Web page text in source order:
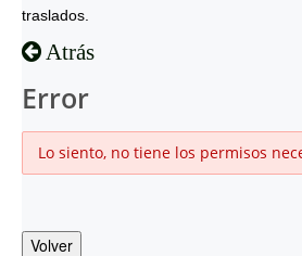
traslados.
Atrás
Error
Lo siento, no tiene los permisos
Volver